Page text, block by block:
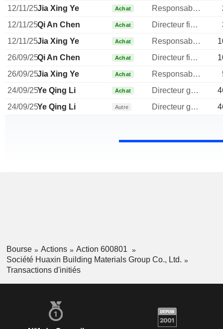
12/11/25Jia Xing Ye Achat Responsable conformite
12/11/25Qi An Chen Achat Directeur financier
12/11/25Jia Xing Ye Achat Responsable conformite
26/09/25Qi An Chen Achat Directeur financier
26/09/25Jia Xing Ye Achat Responsable conformite
24/09/25Ye Qing Li Achat Directeur general
24/09/25Ye Qing Li Autre Directeur general
Bourse Actions
Action 600801
Société Huaxin Building Materials Group Co., Ltd.
Transactions d'initiés